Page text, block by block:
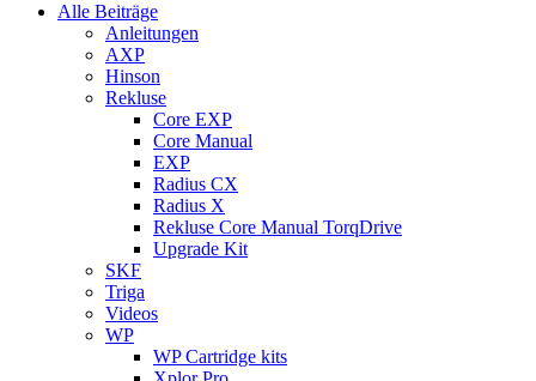
Alle Beiträge
Anleitungen
AXP
Hinson
Rekluse
Core EXP
Core Manual
EXP
Radius CX
Radius X
Rekluse Core Manual TorqDrive
Upgrade Kit
SKF
Triga
Videos
WP
WP Cartridge kits